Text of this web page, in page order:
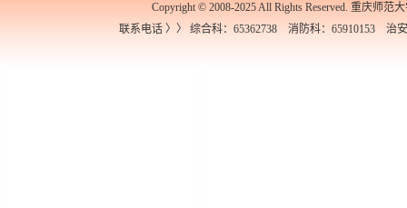
Copyright © 2008-2025 All Rights Reserved. 重庆师
联系电话 〉〉 综合科：65362738 消防科：65910153 治